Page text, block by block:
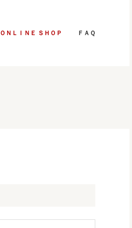
ＯＮＬＩＮＥ ＳＨＯＰ ＦＡＱ